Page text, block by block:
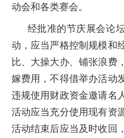
动会和各类赛会。
经批准的节庆展会论
动，应当严格控制规模和
比、大操大办、铺张浪费
嫁费用，不得借举办活动
违规使用财政资金邀请名
活动应当充分使用现有资
活动结束后应当及时收回